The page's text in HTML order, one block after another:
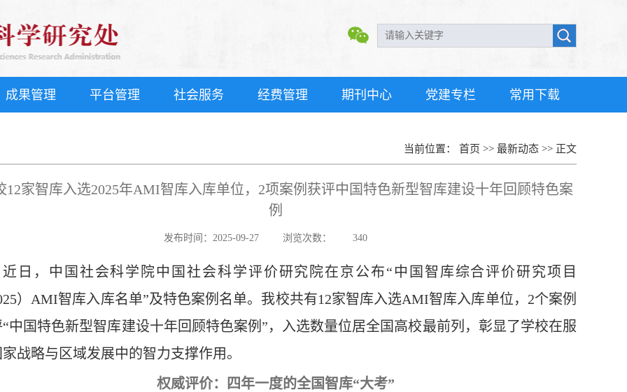
成果管理 平台管理 社会服务 经费管理 期刊中心 党建专栏 常用下载
当前位置： 首页 >> 最新动态 >> 正文
12家智库入选2025年AMI智库入库单位，2项案例获评中国特色新型智库建设十年回顾特色案
例
发布时间：2025-09-27 浏览次数： 340
近日，中国社会科学院中国社会科学评价研究院在京公布“中国智库综合评价研究项目
）AMI智库入库名单”及特色案例名单。我校共有12家智库入选AMI智库入库单位，2个案例
中国特色新型智库建设十年回顾特色案例”，入选数量位居全国高校最前列，彰显了学校在服
战略与区域发展中的智力支撑作用。
权威评价：四年一度的全国智库“大考”